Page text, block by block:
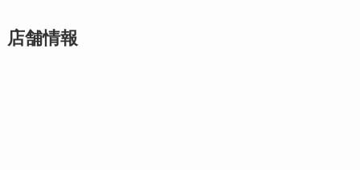
店舗情報